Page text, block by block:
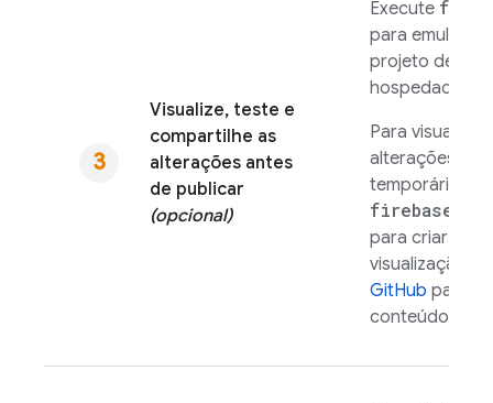
Visualize, teste e
compartilhe as
alterações antes
de publicar
(opcional)
Execute
para emular o
projeto de
hospedado
Para
alterações em
temporário,
firebase
para criar e
visualização.
GitHub para
conteúdo